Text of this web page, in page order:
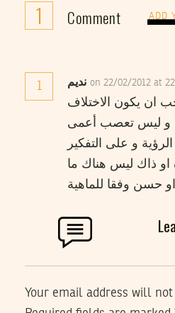
1 Comment ADD
1 نديم on 22/02/2012 at
ان يكون الاختلاف
و ليس تعصب أعمى
و على التفكير
او ذاك ليس هناك ما
حسن وفقا للماهية
Your email address will